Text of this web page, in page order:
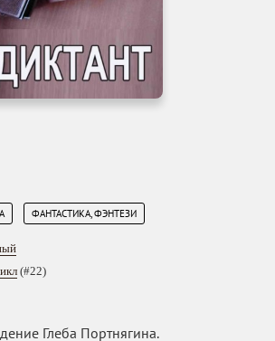
ФАНТАСТИКА, ФЭНТЕЗИ
(#22)
Глеба Портнягина.